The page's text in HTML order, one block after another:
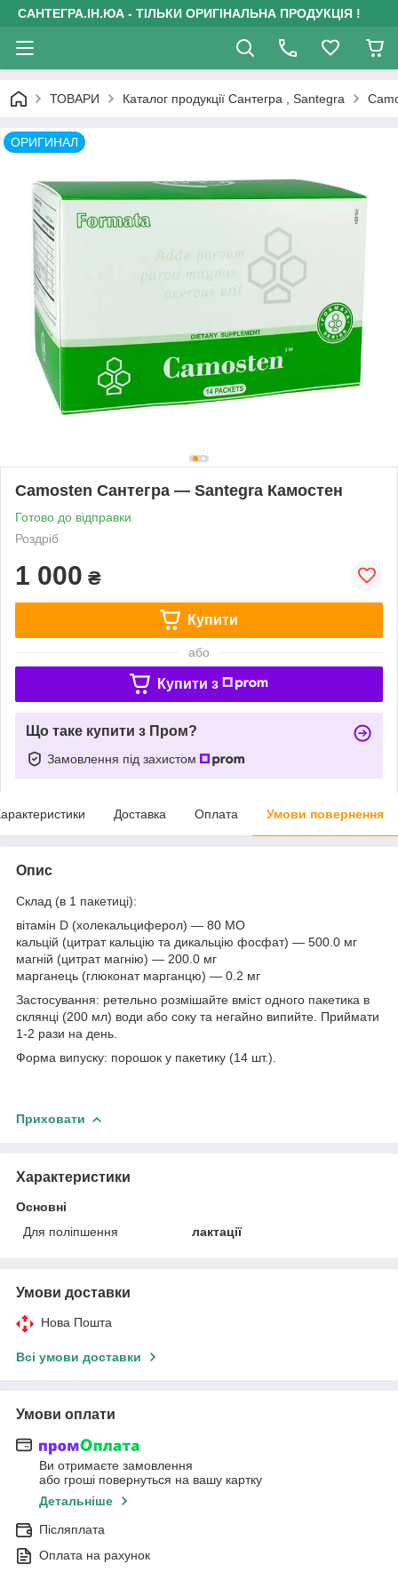
САНТЕГРА.ІН.ЮА - ТІЛЬКИ ОРИГІНАЛЬНА ПРОДУКЦІЯ !
ТОВАРИ Каталог продукції Сантегра , Santegra
ОРИГИНАЛ
Camosten Сантегра — Santegra Камостен
Готово до відправки
Роздріб
1 000 ₴
Купити
або
Купити з
Що таке купити з Пром?
Замовлення під захистом
Доставка Оплата Умови повернення
Опис
Склад (в 1 пакетиці):
вітамін D (холекальциферол) — 80 МО
кальцій (цитрат кальцію та дикальцію фосфат) — 500.0 мг
магній (цитрат магнію) — 200.0 мг
марганець (глюконат марганцю) — 0.2 мг
Застосування: ретельно розмішайте вміст одного пакетика в
склянці (200 мл) води або соку та негайно випийте. Приймати
1-2 рази на день.
Форма випуску: порошок у пакетику (14 шт.).
Приховати
Характеристики
Основні
Для поліпшення
лактації
Умови доставки
Нова Пошта
Всі умови доставки
Умови оплати
Ви отримаєте замовлення
або гроші повернуться на вашу картку
Детальніше
Післяплата
Оплата на рахунок